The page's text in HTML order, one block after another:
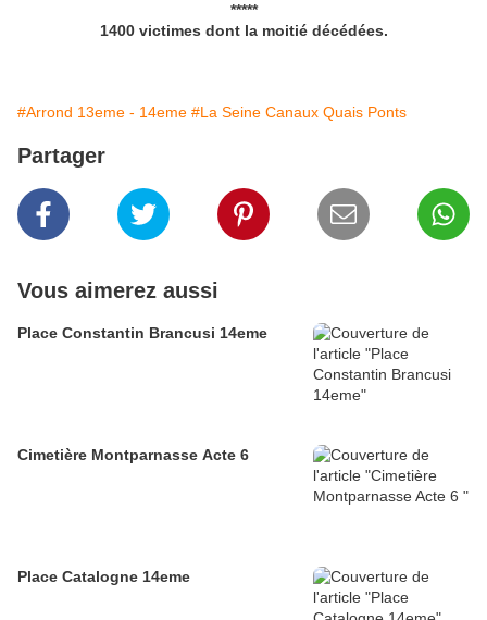
*****
1400 victimes dont la moitié décédées.
#Arrond 13eme - 14eme #La Seine Canaux Quais Ponts
Partager
Vous aimerez aussi
Place Constantin Brancusi 14eme
Cimetière Montparnasse Acte 6
Place Catalogne 14eme